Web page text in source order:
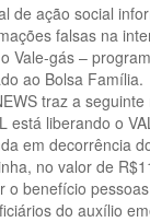
de ação social
falsas na
Vale-gás –
ao Bolsa Família.
traz a seguinte
está liberando o
em decorrência
no valor de
o benefício
do auxílio